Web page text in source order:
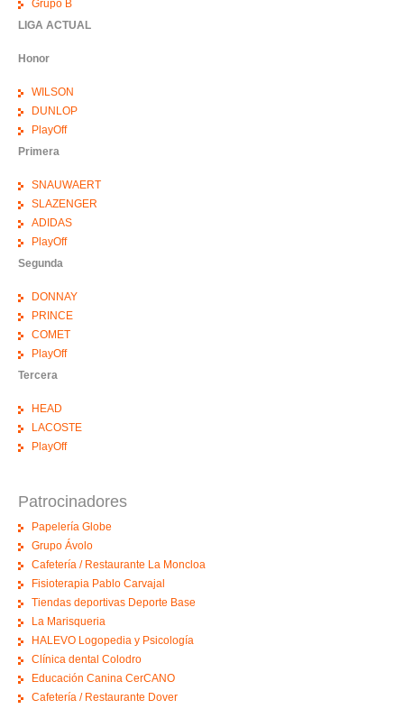
Grupo B
LIGA ACTUAL
Honor
WILSON
DUNLOP
PlayOff
Primera
SNAUWAERT
SLAZENGER
ADIDAS
PlayOff
Segunda
DONNAY
PRINCE
COMET
PlayOff
Tercera
HEAD
LACOSTE
PlayOff
Patrocinadores
Papelería Globe
Grupo Ávolo
Cafetería / Restaurante La Moncloa
Fisioterapia Pablo Carvajal
Tiendas deportivas Deporte Base
La Marisqueria
HALEVO Logopedia y Psicología
Clínica dental Colodro
Educación Canina CerCANO
Cafetería / Restaurante Dover